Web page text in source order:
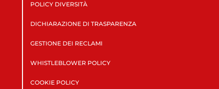
POLICY DIVERSITÀ
DICHIARAZIONE DI TRASPARENZA
GESTIONE DEI RECLAMI
WHISTLEBLOWER POLICY
COOKIE POLICY